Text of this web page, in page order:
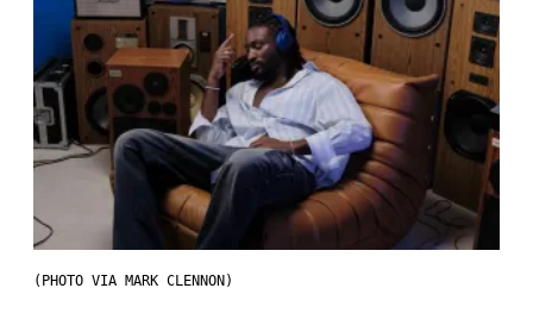
(PHOTO VIA MARK CLENNON)